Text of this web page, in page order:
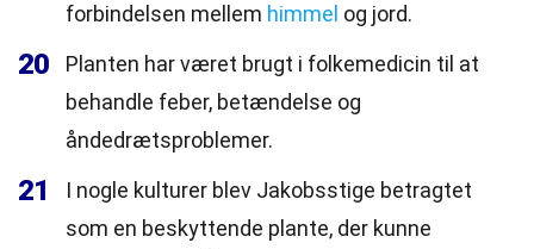
forbindelsen mellem himmel og jord.
20
Planten har været brugt i folkemedicin til at
behandle feber, betændelse og
åndedrætsproblemer.
21
I nogle kulturer blev Jakobsstige betragtet
som en beskyttende plante, der kunne